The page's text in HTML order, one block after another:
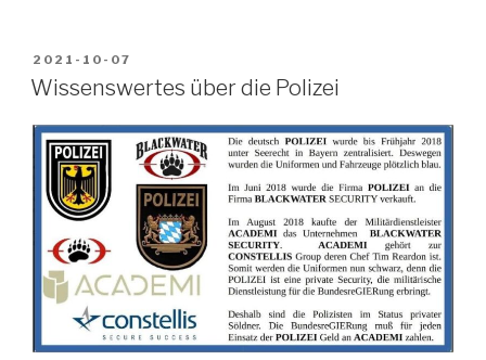
VERÖFFENTLICHT
AM
2021-10-07
Wissenswertes über die Polizei